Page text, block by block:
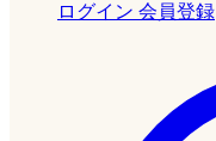
ログイン 会員登録